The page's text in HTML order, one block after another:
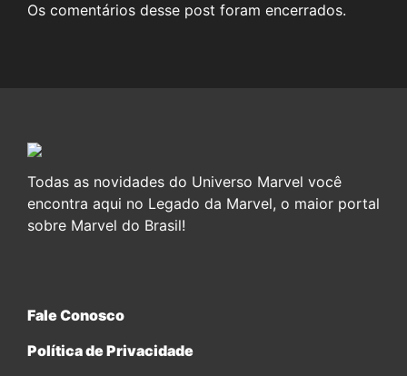
Os comentários desse post foram encerrados.
Todas as novidades do Universo Marvel você
encontra aqui no Legado da Marvel, o maior portal
sobre Marvel do Brasil!
Fale Conosco
Política de Privacidade